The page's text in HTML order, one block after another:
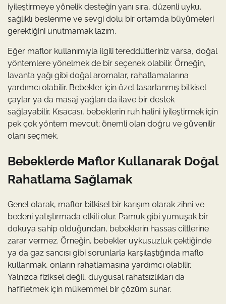
iyileştirmeye yönelik desteğin yanı sıra, düzenli uyku,
sağlıklı beslenme ve sevgi dolu bir ortamda büyümeleri
gerektiğini unutmamak lazım.
Eğer maflor kullanımıyla ilgili tereddütleriniz varsa, doğal
yöntemlere yönelmek de bir seçenek olabilir. Örneğin,
lavanta yağı gibi doğal aromalar, rahatlamalarına
yardımcı olabilir. Bebekler için özel tasarlanmış bitkisel
çaylar ya da masaj yağları da ilave bir destek
sağlayabilir. Kısacası, bebeklerin ruh halini iyileştirmek için
pek çok yöntem mevcut; önemli olan doğru ve güvenilir
olanı seçmek.
Bebeklerde Maflor Kullanarak Doğal
Rahatlama Sağlamak
Genel olarak, maflor bitkisel bir karışım olarak zihni ve
bedeni yatıştırmada etkili olur. Pamuk gibi yumuşak bir
dokuya sahip olduğundan, bebeklerin hassas ciltlerine
zarar vermez. Örneğin, bebekler uykusuzluk çektiğinde
ya da gaz sancısı gibi sorunlarla karşılaştığında maflo
kullanmak, onların rahatlamasına yardımcı olabilir.
Yalnızca fiziksel değil, duygusal rahatsızlıkları da
hafifletmek için mükemmel bir çözüm sunar.